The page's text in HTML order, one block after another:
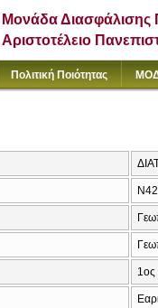
Μονάδα Διασφάλισης
Αριστοτέλειο
Πολιτική Ποιότητας
1ος